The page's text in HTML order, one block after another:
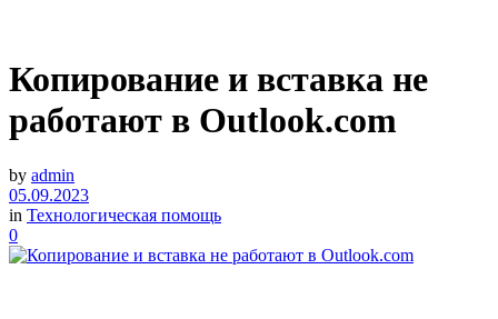
Копирование и вставка не
работают в Outlook.com
by admin
05.09.2023
in Технологическая помощь
0